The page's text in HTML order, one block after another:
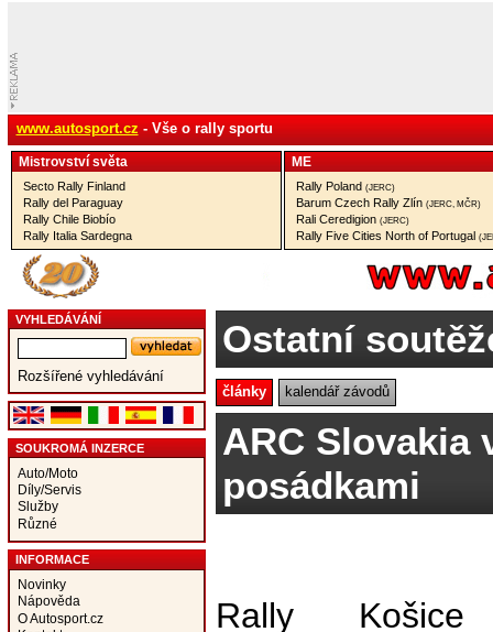
www.autosport.cz - Vše o rally sportu
Mistrovství­ světa
Secto Rally Finland
Rally del Paraguay
Rally Chile Biobío
Rally Italia Sardegna
ME
Rally Poland (JERC)
Barum Czech Rally Zlín (JERC, MČR)
Rali Ceredigion (JERC)
Rally Five Cities North of Portugal
VYHLEDÁVÁNÍ
Rozšířené vyhledávání
SOUKROMÁ INZERCE
Auto/Moto
Díly/Servis
Služby
Různé
INFORMACE
Novinky
Nápověda
O Autosport.cz
Ostatní
články kalendář závodů
ARC Slovakia
posádkami
Rally Košice